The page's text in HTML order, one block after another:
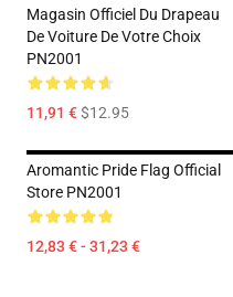
Magasin Officiel Du Drapeau
De Voiture De Votre Choix
PN2001
11,91 €$12.95
Aromantic Pride Flag Official
Store PN2001
12,83 € - 31,23 €